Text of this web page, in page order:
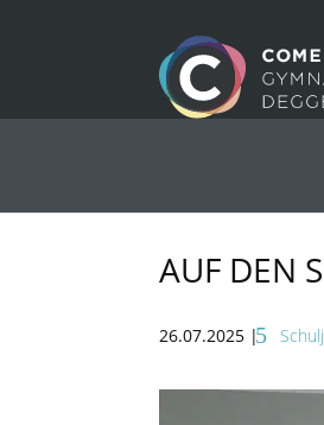
AUF DEN
26.07.2025 |